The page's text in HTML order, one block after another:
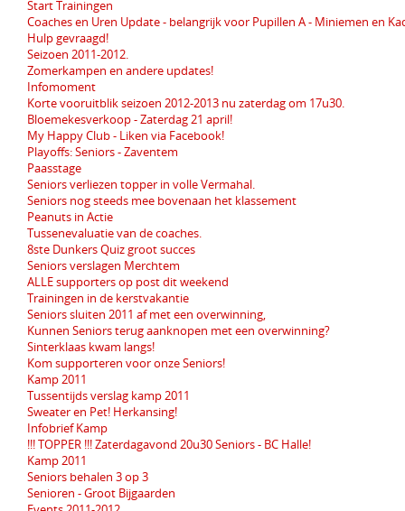
Start Trainingen
Coaches en Uren Update - belangrijk voor Pupillen A - Miniemen en
Hulp gevraagd!
Seizoen 2011-2012.
Zomerkampen en andere updates!
Infomoment
Korte vooruitblik seizoen 2012-2013 nu zaterdag om 17u30.
Bloemekesverkoop - Zaterdag 21 april!
My Happy Club - Liken via Facebook!
Playoffs: Seniors - Zaventem
Paasstage
Seniors verliezen topper in volle Vermahal.
Seniors nog steeds mee bovenaan het klassement
Peanuts in Actie
Tussenevaluatie van de coaches.
8ste Dunkers Quiz groot succes
Seniors verslagen Merchtem
ALLE supporters op post dit weekend
Trainingen in de kerstvakantie
Seniors sluiten 2011 af met een overwinning,
Kunnen Seniors terug aanknopen met een overwinning?
Sinterklaas kwam langs!
Kom supporteren voor onze Seniors!
Kamp 2011
Tussentijds verslag kamp 2011
Sweater en Pet! Herkansing!
Infobrief Kamp
!!! TOPPER !!! Zaterdagavond 20u30 Seniors - BC Halle!
Kamp 2011
Seniors behalen 3 op 3
Senioren - Groot Bijgaarden